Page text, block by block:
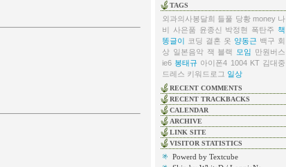
TAGS
외과의사봉달희 들풀 당황 money 나
비
사은품 윤종신 박정현 폭탄주 책
똥글이 코딩 결혼 옷 양동근 백구 회
상 일본음악 잭 블랙 모임 만원버스
ie6 봉태규 아이폰4 1004 KT 김대중
드레스 키워드로그 일상
RECENT COMMENTS
RECENT TRACKBACKS
CALENDAR
ARCHIVE
LINK SITE
VISITOR STATISTICS
Powerd by Textcube